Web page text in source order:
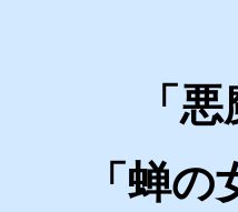
「
「蝉